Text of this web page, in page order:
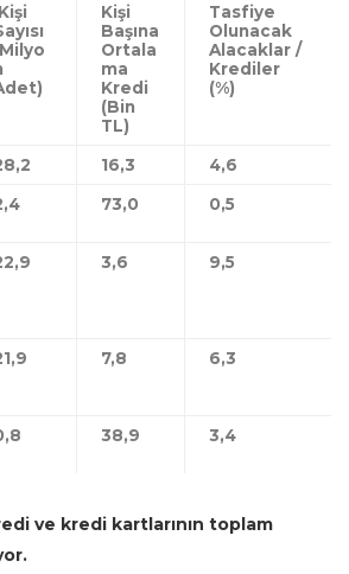
Kişi
Kişi
Başına
Ortala
ma
Kredi
(Bin
TL)
Tasfiye
Olunacak
Alacaklar /
Krediler
(%)
16,3 4,6
73,0 0,5
3,6 9,5
7,8 6,3
38,9 3,4
ve kredi kartlarının toplam